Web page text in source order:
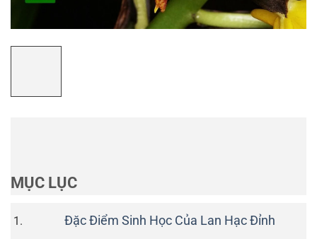
MỤC LỤC
Đặc Điểm Sinh Học Của Lan Hạc Đỉnh